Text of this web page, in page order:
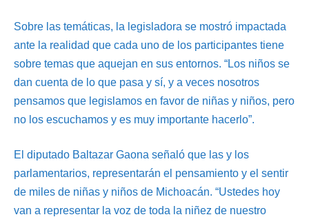
Sobre las temáticas, la legisladora se mostró impactada
ante la realidad que cada uno de los participantes tiene
sobre temas que aquejan en sus entornos. “Los niños se
dan cuenta de lo que pasa y sí, y a veces nosotros
pensamos que legislamos en favor de niñas y niños, pero
no los escuchamos y es muy importante hacerlo”.
El diputado Baltazar Gaona señaló que las y los
parlamentarios, representarán el pensamiento y el sentir
de miles de niñas y niños de Michoacán. “Ustedes hoy
van a representar la voz de toda la niñez de nuestro